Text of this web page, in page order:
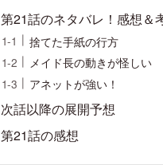
第21話のネタバレ！感想＆
捨てた手紙の行方
メイド長の動きが怪しい
アネットが強い！
次話以降の展開予想
第21話の感想